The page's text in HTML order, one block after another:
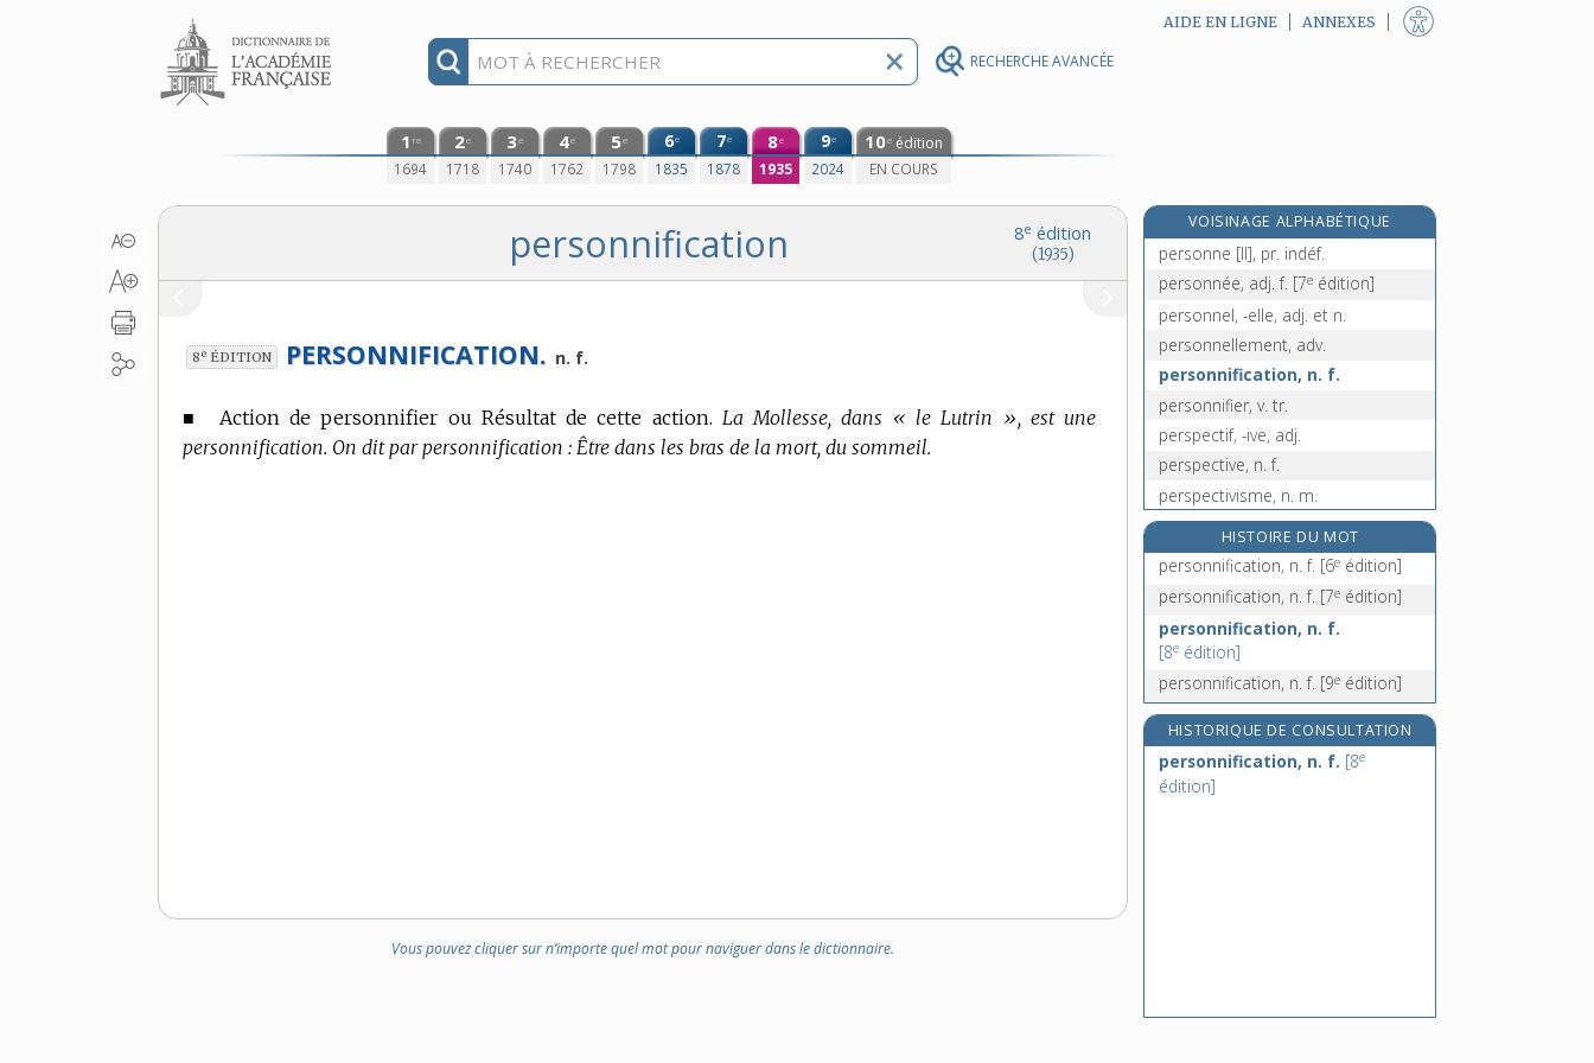
RECHERCHE AVANCÉE
Aller au contenu AIDE EN LIGNE ANNEXES
1 re
1694
2e
1718
3e
1740
4e
1762
5e
1798
6e
1835
7e
1878
8e
1935
9e
2024
10e édition
EN COURS
8e édition
(1935)
personnification
8e ÉDITION PERSONNIFICATION. n. f.
■ Action de personnifier ou Résultat de cette action. La Mollesse, dans « le Lutrin », est une
personnification. On dit par personnification : Être dans les bras de la mort, du sommeil.
Vous pouvez cliquer sur n’importe quel mot pour naviguer dans le dictionnaire.
VOISINAGE ALPHABÉTIQUE
personne [I], n. f.
personne [II], pr. indéf.
personnée, adj. f. [7e édition]
personnel, -elle, adj. et n.
personnellement, adv.
personnification, n. f.
personnifier, v. tr.
perspectif, -ive, adj.
perspective, n. f.
perspectivisme, n. m.
perspicace, adj.
perspicacité, n. f.
perspicuité, n. f.
édition]
perspiration, n. f.
persuadant, ante, adj.
HISTOIRE DU MOT
personnification, n. f. [6e édition]
personnification, n. f. [7e édition]
personnification, n. f.
[8e édition]
personnification, n. f. [9e édition]
HISTORIQUE DE CONSULTATION
personnification, n. f. [8e
édition]